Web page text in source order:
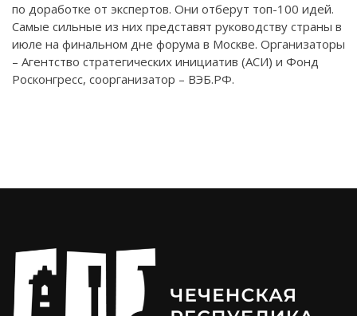
по доработке от экспертов. Они отберут топ-100 идей.
Самые сильные из них представят руководству страны в
июле на финальном дне форума в Москве. Организаторы
– Агентство стратегических инициатив (АСИ) и Фонд
Росконгресс, соорганизатор – ВЭБ.РФ.